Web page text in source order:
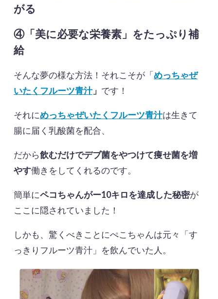
がる
④「美に必要な栄養素」をたっぷり補
給
そんな夢の様な方法！それこそが「めっちゃぜ
いたくフルーツ青汁」 です！
それにめっちゃぜいたくフルーツ青汁は生きて
腸に届く乳酸菌を配合、
だから飲むだけでデブ菌をやつけて痩せ菌を増
やす働きをしてくれるのです。
簡単にペコちゃんがー10キロを達成した秘密が
ここに隠されていました！
しかも、驚くべきことにぺこちゃんは元々「す
っきりフルーツ青汁」を飲んでいた人。